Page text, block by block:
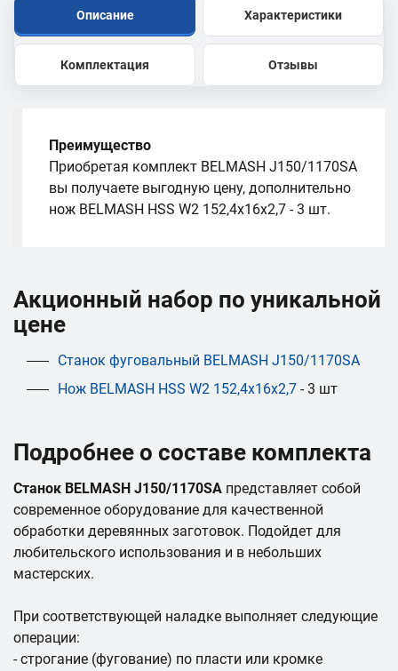
Описание Характеристики
Комплектация Отзывы
Преимущество
Приобретая комплект BELMASH J150/1170SA
вы получаете выгодную цену, дополнительно
нож BELMASH HSS W2 152,4х16х2,7 - 3 шт.
Акционный набор по уникальной
цене
Станок фуговальный BELMASH J150/1170SA
Нож BELMASH HSS W2 152,4х16х2,7 - 3 шт
Подробнее о составе комплекта
Станок BELMASH J150/1170SA представляет собой
современное оборудование для качественной
обработки деревянных заготовок. Подойдет для
любительского использования и в небольших
мастерских.
При соответствующей наладке выполняет следующие
операции:
- строгание (фугование) по пласти или кромке